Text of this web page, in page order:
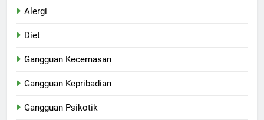
Alergi
Diet
Gangguan Kecemasan
Gangguan Kepribadian
Gangguan Psikotik